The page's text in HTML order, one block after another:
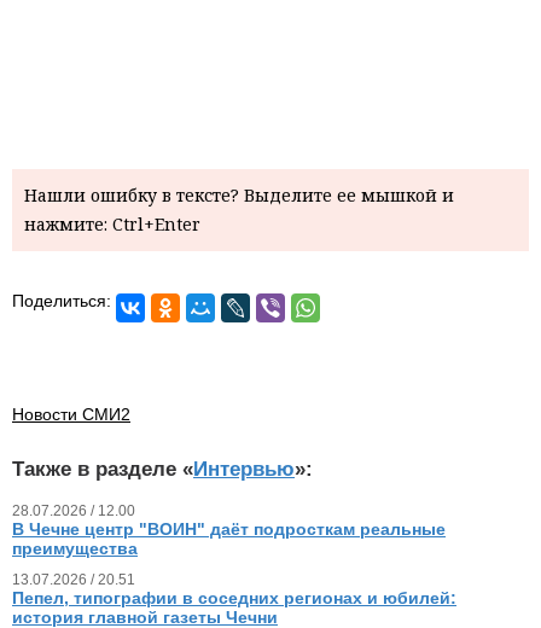
Нашли ошибку в тексте? Выделите ее мышкой и
нажмите: Ctrl+Enter
Поделиться:
Новости СМИ2
Также в разделе «Интервью»:
28.07.2026 / 12.00
В Чечне центр "ВОИН" даёт подросткам реальные
преимущества
13.07.2026 / 20.51
Пепел, типографии в соседних регионах и юбилей:
история главной газеты Чечни